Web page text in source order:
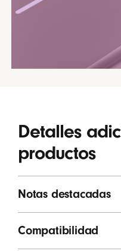
Detalles
productos
Notas destacadas
Compatibilidad